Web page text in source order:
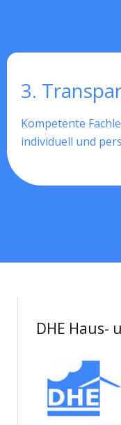
3.
Kompetente
individuell und
DHE Haus-